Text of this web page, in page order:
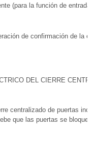
(para la función de entrada).
de confirmación de la
DEL CIERRE
centralizado de puertas
que las puertas se